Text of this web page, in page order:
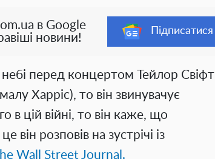
в Google
новини!
Підписатися
небі перед концертом Тейлор Свіфт
Харріс), то він звинувачує
в цій війні, то він каже, що
він розповів на зустрічі із
Wall Street Journal.